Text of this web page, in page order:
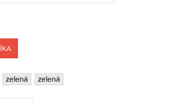
zelená zelená